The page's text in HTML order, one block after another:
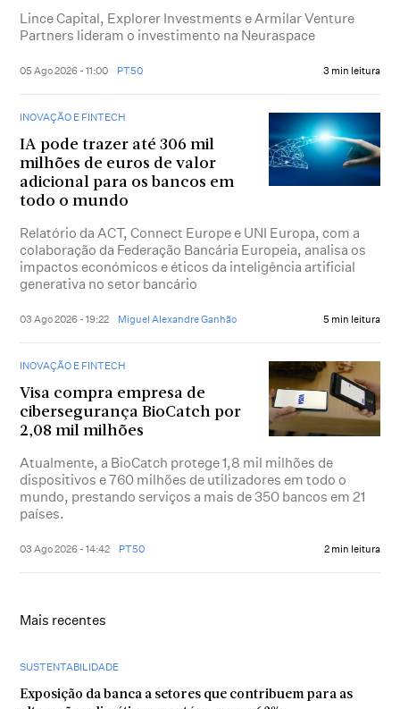
Lince Capital, Explorer Investments e Armilar Venture
Partners lideram o investimento na Neuraspace
05 Ago 2026 - 11:00 PT50 3 min leitura
INOVAÇÃO E FINTECH
IA pode trazer até 306 mil
milhões de euros de valor
adicional para os bancos em
todo o mundo
Relatório da ACT, Connect Europe e UNI Europa, com a
colaboração da Federação Bancária Europeia, analisa os
impactos económicos e éticos da inteligência artificial
generativa no setor bancário
03 Ago 2026 - 19:22 Miguel Alexandre Ganhão 5 min leitura
INOVAÇÃO E FINTECH
Visa compra empresa de
cibersegurança BioCatch por
2,08 mil milhões
Atualmente, a BioCatch protege 1,8 mil milhões de
dispositivos e 760 milhões de utilizadores em todo o
mundo, prestando serviços a mais de 350 bancos em 21
países.
03 Ago 2026 - 14:42 PT50 2 min leitura
Mais recentes
SUSTENTABILIDADE
Exposição da banca a setores que contribuem para as